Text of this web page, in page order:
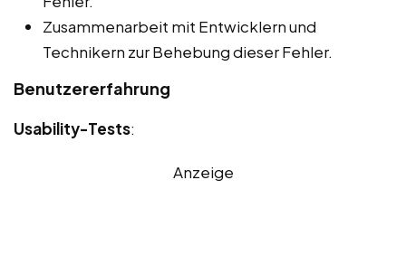
Zusammenarbeit mit Entwicklern und
Technikern zur Behebung dieser Fehler.
Benutzererfahrung
Usability-Tests:
Anzeige